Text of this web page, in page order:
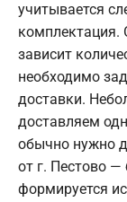
учитывается
комплектация.
зависит
необходимо
доставки.
доставляем
обычно нужно
от г. Пестово —
формируется